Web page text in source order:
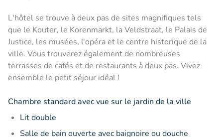
L'hôtel se trouve à deux pas de sites magnifiques tels
que le Kouter, le Korenmarkt, la Veldstraat, le Palais de
Justice, les musées, l'opéra et le centre historique de la
ville. Vous trouverez également de nombreuses
terrasses de cafés et de restaurants à deux pas. Vivez
ensemble le petit séjour idéal !
Chambre standard avec vue sur le jardin de la ville
Lit double
Salle de bain ouverte avec baignoire ou douche